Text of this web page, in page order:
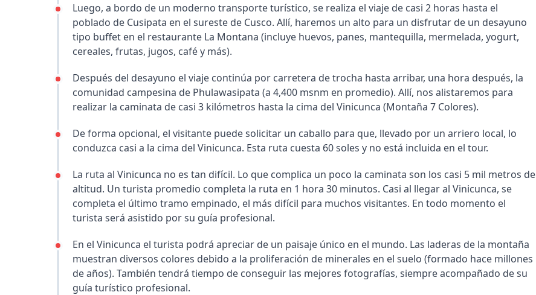
Luego, a bordo de un moderno transporte turístico, se realiza el viaje de casi 2 horas hasta el
poblado de Cusipata en el sureste de Cusco. Allí, haremos un alto para un disfrutar de un desayuno
tipo buffet en el restaurante La Montana (incluye huevos, panes, mantequilla, mermelada, yogurt,
cereales, frutas, jugos, café y más).
Después del desayuno el viaje continúa por carretera de trocha hasta arribar, una hora después, la
comunidad campesina de Phulawasipata (a 4,400 msnm en promedio). Allí, nos alistaremos para
realizar la caminata de casi 3 kilómetros hasta la cima del Vinicunca (Montaña 7 Colores).
De forma opcional, el visitante puede solicitar un caballo para que, llevado por un arriero local, lo
conduzca casi a la cima del Vinicunca. Esta ruta cuesta 60 soles y no está incluida en el tour.
La ruta al Vinicunca no es tan difícil. Lo que complica un poco la caminata son los casi 5 mil metros de
altitud. Un turista promedio completa la ruta en 1 hora 30 minutos. Casi al llegar al Vinicunca, se
completa el último tramo empinado, el más difícil para muchos visitantes. En todo momento el
turista será asistido por su guía profesional.
En el Vinicunca el turista podrá apreciar de un paisaje único en el mundo. Las laderas de la montaña
muestran diversos colores debido a la proliferación de minerales en el suelo (formado hace millones
de años). También tendrá tiempo de conseguir las mejores fotografías, siempre acompañado de su
guía turístico profesional.